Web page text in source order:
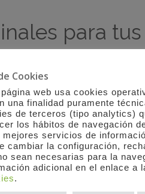
para
Cookies
web usa cookies
una finalidad puramente
de terceros (tipo analytics)
los hábitos de navegación
mejores servicios de
cambiar la configuración,
sean necesarias para la
adicional en el enlace a
.